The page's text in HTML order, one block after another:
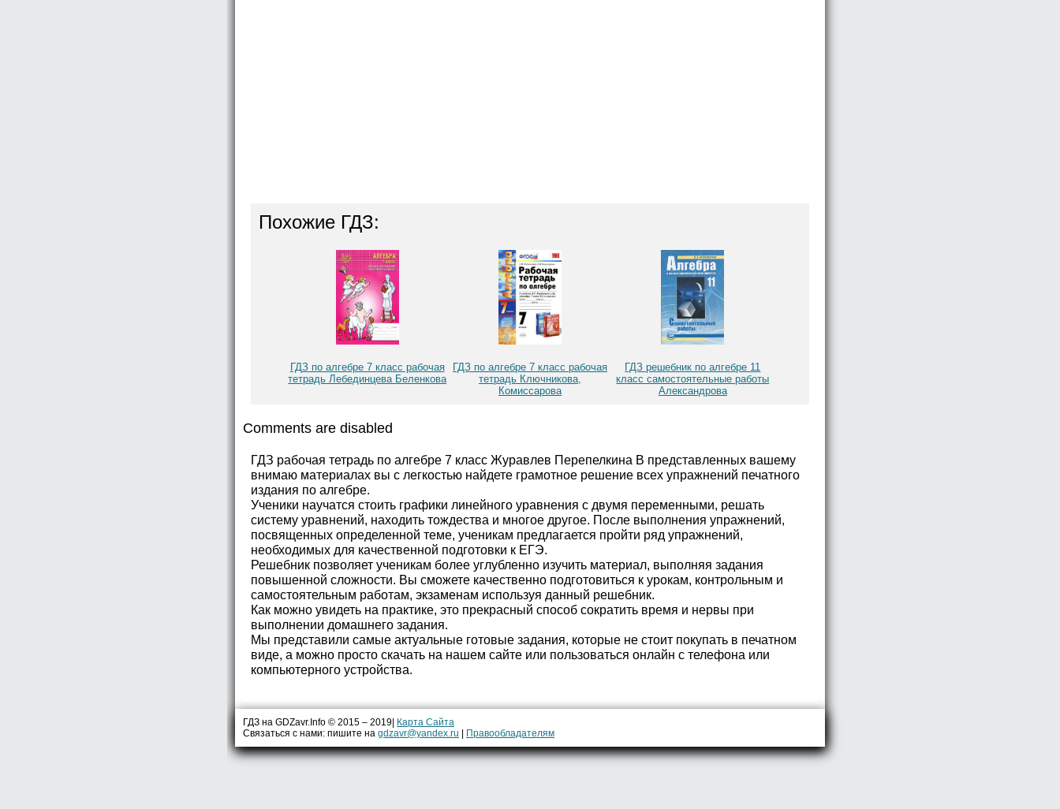
Похожие ГДЗ:
ГДЗ по алгебре 7 класс рабочая
тетрадь Лебединцева Беленкова
ГДЗ по алгебре 7 класс рабочая
тетрадь Ключникова,
Комиссарова
ГДЗ решебник по алгебре 11
класс самостоятельные работы
Александрова
Comments are disabled
ГДЗ рабочая тетрадь по алгебре 7 класс Журавлев Перепелкина В представленных вашему
внимаю материалах вы с легкостью найдете грамотное решение всех упражнений печатного
издания по алгебре.
Ученики научатся стоить графики линейного уравнения с двумя переменными, решать
систему уравнений, находить тождества и многое другое. После выполнения упражнений,
посвященных определенной теме, ученикам предлагается пройти ряд упражнений,
необходимых для качественной подготовки к ЕГЭ.
Решебник позволяет ученикам более углубленно изучить материал, выполняя задания
повышенной сложности. Вы сможете качественно подготовиться к урокам, контрольным и
самостоятельным работам, экзаменам используя данный решебник.
Как можно увидеть на практике, это прекрасный способ сократить время и нервы при
выполнении домашнего задания.
Мы представили самые актуальные готовые задания, которые не стоит покупать в печатном
виде, а можно просто скачать на нашем сайте или пользоваться онлайн с телефона или
компьютерного устройства.
ГДЗ на GDZavr.Info © 2015 – 2019| Карта Сайта
Связаться с нами: пишите на gdzavr@yandex.ru | Правообладателям